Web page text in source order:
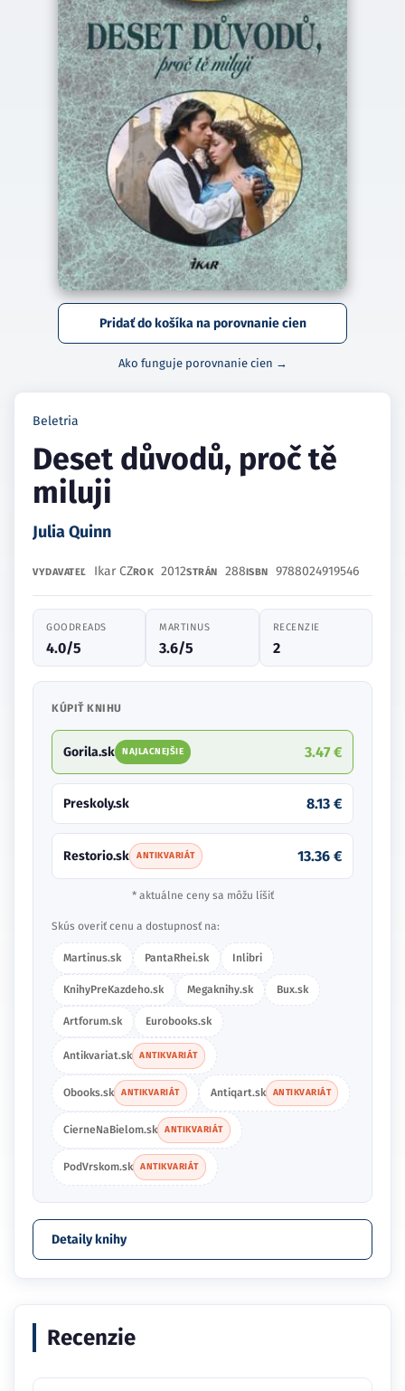
Pridať do košíka na porovnanie cien
Ako funguje porovnanie cien →
Beletria
Deset důvodů, proč tě
miluji
Julia Quinn
VYDAVATEĽ Ikar CZROK 2012STRÁN 288ISBN 9788024919546
GOODREADS
4.0/5
MARTINUS
3.6/5
RECENZIE
2
KÚPIŤ KNIHU
Gorila.sk NAJLACNEJŠIE 3.47 €
Preskoly.sk 8.13 €
Restorio.sk ANTIKVARIÁT 13.36 €
* aktuálne ceny sa môžu líšiť
Skús overiť cenu a dostupnosť na:
Martinus.sk PantaRhei.sk Inlibri
KnihyPreKazdeho.sk Megaknihy.sk Bux.sk
Artforum.sk Eurobooks.sk
Antikvariat.sk ANTIKVARIÁT
Obooks.sk ANTIKVARIÁT Antiqart.sk ANTIKVARIÁT
CierneNaBielom.sk ANTIKVARIÁT
PodVrskom.sk ANTIKVARIÁT
Detaily knihy
Recenzie